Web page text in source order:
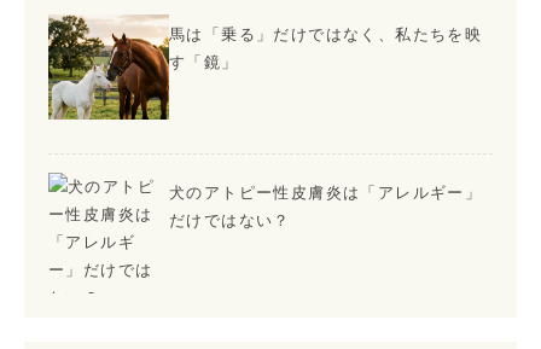
馬は「乗る」だけではなく、私たちを映
す「鏡」
犬のアトピー性皮膚炎は「アレルギー」
だけではない？